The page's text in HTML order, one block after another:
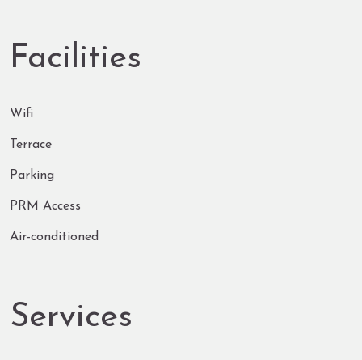
Facilities
Wifi
Terrace
Parking
PRM Access
Air-conditioned
Services